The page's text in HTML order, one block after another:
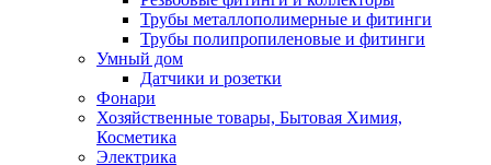
Трубы металлополимерные и фитинги
Трубы полипропиленовые и фитинги
Умный дом
Датчики и розетки
Фонари
Хозяйственные товары, Бытовая Химия,
Косметика
Электрика